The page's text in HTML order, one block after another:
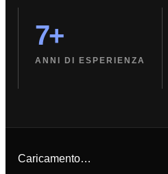
7+
ANNI DI ESPERIENZA
Caricamento…